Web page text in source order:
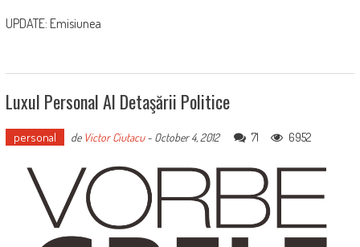
UPDATE: Emisiunea
Luxul Personal Al Detaşării Politice
personal de Victor Ciutacu- October 4, 2012 71 6952